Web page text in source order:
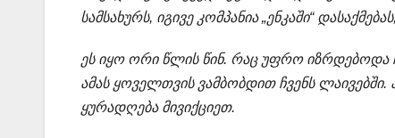
სამსახურს, იგივე კომპანია „ენკაში“
ეს იყო ორი წლის წინ. რაც უფრო იზრდებოდა
ამას ყოველთვის ვამბობდით ჩვენს
ყურადღება მივიქციეთ.